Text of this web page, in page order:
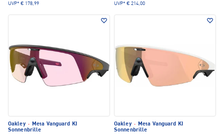
UVP* € 178,99 UVP* € 214,00
Oakley · Meta Vanguard KI
Sonnenbrille
Oakley · Meta Vanguard KI
Sonnenbrille